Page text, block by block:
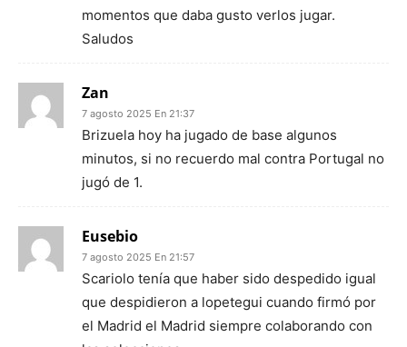
momentos que daba gusto verlos jugar.
Saludos
Zan
7 agosto 2025 En 21:37
Brizuela hoy ha jugado de base algunos
minutos, si no recuerdo mal contra Portugal no
jugó de 1.
Eusebio
7 agosto 2025 En 21:57
Scariolo tenía que haber sido despedido igual
que despidieron a lopetegui cuando firmó por
el Madrid el Madrid siempre colaborando con